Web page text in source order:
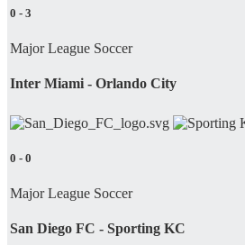
0 - 3
Major League Soccer
Inter Miami - Orlando City
0 - 0
Major League Soccer
San Diego FC - Sporting KC